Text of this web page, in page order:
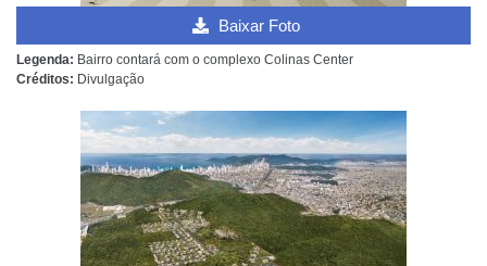
Baixar Foto
Legenda: Bairro contará com o complexo Colinas Center
Créditos: Divulgação